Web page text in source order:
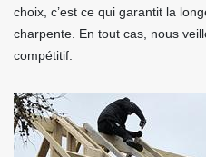
choix, c’est ce qui garantit la
charpente. En tout cas, nous
compétitif.